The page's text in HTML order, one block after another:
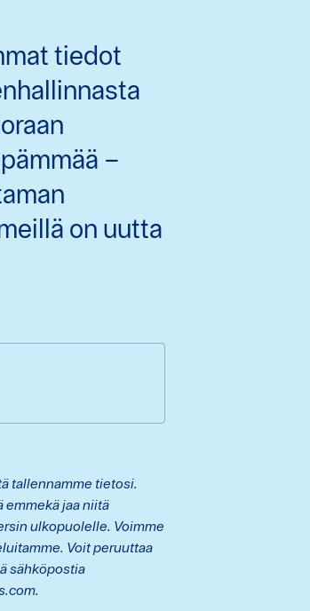
tiedot
–
on uutta
tallennamme tietosi.
emmekä jaa niitä
ulkopuolelle. Voimme
Voit peruuttaa
sähköpostia